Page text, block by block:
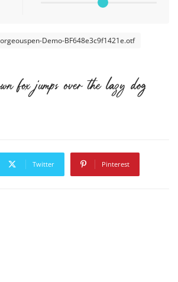
Demo-BF648e3c9f1421e.otf
fox jumps over the lazy dog
Twitter Pinterest